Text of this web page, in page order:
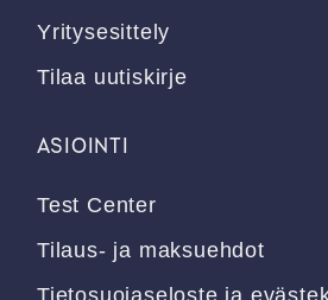
Yritysesittely
Tilaa uutiskirje
ASIOINTI
Test Center
Tilaus- ja maksuehdot
Tietosuojaseloste ja